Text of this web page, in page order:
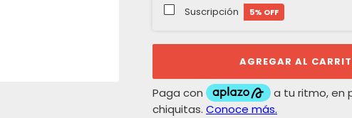
Suscripción 5% OFF